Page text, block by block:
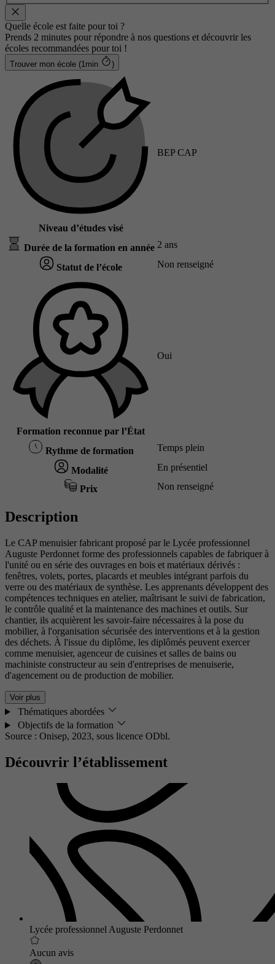
Quelle école est faite pour toi ?
Prends 2 minutes pour répondre à nos questions et découvrir les
écoles recommandées pour toi !
Trouver mon école (1min )
Niveau d’études visé
BEP CAP
Durée de la formation en année 2 ans
Statut de l’école Non renseigné
Formation reconnue par l’État
Oui
Rythme de formation Temps plein
Modalité En présentiel
Prix Non renseigné
Description
Le CAP menuisier fabricant proposé par le Lycée professionnel
Auguste Perdonnet forme des professionnels capables de fabriquer à
l'unité ou en série des ouvrages en bois et matériaux dérivés :
fenêtres, volets, portes, placards et meubles intégrant parfois du
verre ou des matériaux de synthèse. Les apprenants développent des
compétences techniques en atelier, maîtrisant le suivi de fabrication,
le contrôle qualité et la maintenance des machines et outils. Sur
chantier, ils acquièrent les savoir-faire nécessaires à la pose du
mobilier, à l'organisation sécurisée des interventions et à la gestion
des déchets. À l'issue du diplôme, les diplômés peuvent exercer
comme menuisier, agenceur de cuisines et salles de bains ou
machiniste constructeur au sein d'entreprises de menuiserie,
d'agencement ou de production de mobilier.
Voir plus
Thématiques abordées
Objectifs de la formation
Source : Onisep, 2023, sous licence ODbl.
Découvrir l’établissement
Lycée professionnel Auguste Perdonnet
Aucun avis